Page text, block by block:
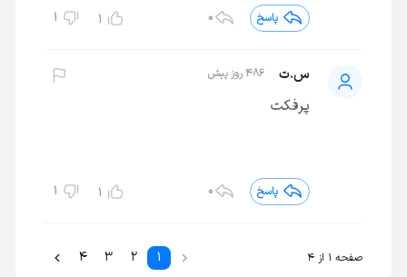
پاسخ 0
1
1
س.ت 486 روز پیش
پرفکت
پاسخ 0
1
1
صفحه 1 از 4 1
2
3
4